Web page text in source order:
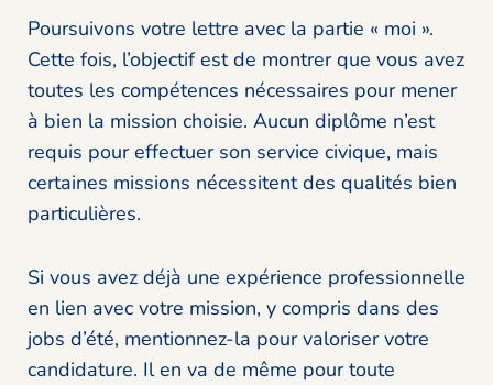
Poursuivons votre lettre avec la partie « moi ».
Cette fois, l’objectif est de montrer que vous avez
toutes les compétences nécessaires pour mener
à bien la mission choisie. Aucun diplôme n’est
requis pour effectuer son service civique, mais
certaines missions nécessitent des qualités bien
particulières.
Si vous avez déjà une expérience professionnelle
en lien avec votre mission, y compris dans des
jobs d’été, mentionnez-la pour valoriser votre
candidature. Il en va de même pour toute